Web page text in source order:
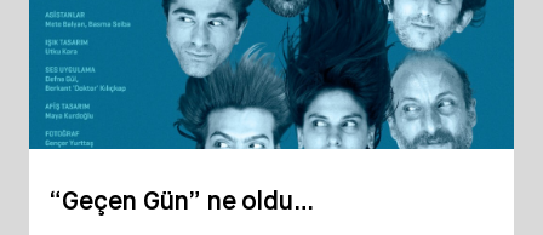
“Geçen Gün” ne oldu…